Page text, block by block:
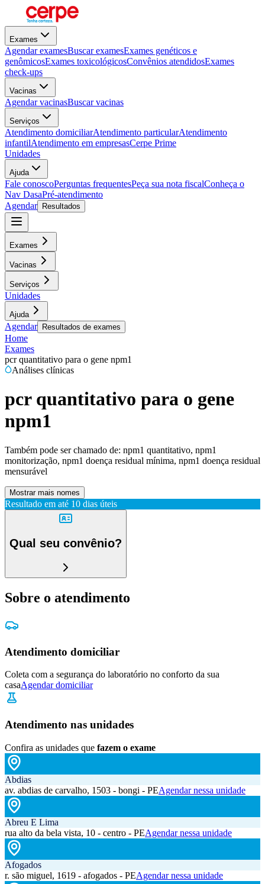
Exames
Agendar examesBuscar examesExames genéticos e
genômicosExames toxicológicosConvênios atendidosExames
check-ups
Vacinas
Agendar vacinasBuscar vacinas
Serviços
Atendimento domiciliarAtendimento particularAtendimento
infantilAtendimento em empresasCerpe Prime
Unidades
Ajuda
Fale conoscoPerguntas frequentesPeça sua nota fiscalConheça o
Nav DasaPré-atendimento
Agendar
Resultados
Exames
Vacinas
Serviços
Unidades
Ajuda
Agendar Resultados de exames
Home
Exames
pcr quantitativo para o gene npm1
Análises clínicas
pcr quantitativo para o gene
npm1
Também pode ser chamado de: npm1 quantitativo, npm1
monitorização, npm1 doença residual mínima, npm1 doença residual
mensurável
Mostrar mais nomes
Resultado em até 10 dias úteis
Qual seu convênio?
Sobre o atendimento
Atendimento domiciliar
Coleta com a segurança do laboratório no conforto da sua
casaAgendar domiciliar
Atendimento nas unidades
Confira as unidades que fazem o exame
Abdias
av. abdias de carvalho, 1503 - bongi - PEAgendar nessa unidade
Abreu E Lima
rua alto da bela vista, 10 - centro - PEAgendar nessa unidade
Afogados
r. são miguel, 1619 - afogados - PEAgendar nessa unidade